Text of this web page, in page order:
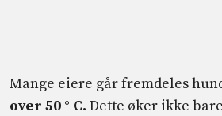
Mange eiere går fremdeles
over 50 ° C. Dette øker ikke